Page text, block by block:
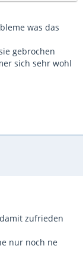
was das
gebrochen
sich sehr wohl
zufrieden
nur noch ne